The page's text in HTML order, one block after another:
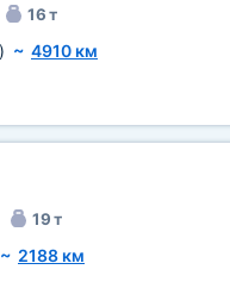
16 т
~ 4910 км
19 т
~ 2188 км